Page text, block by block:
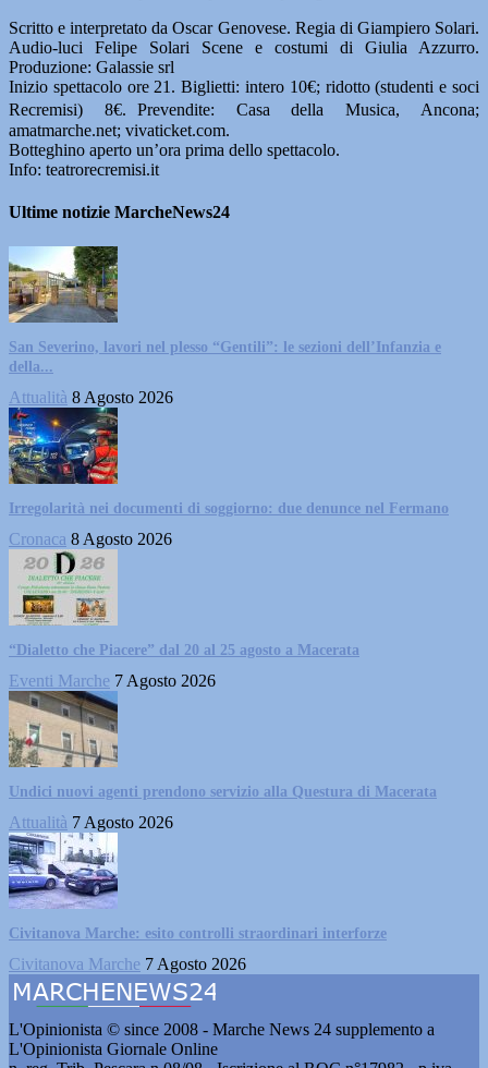
Scritto e interpretato da Oscar Genovese. Regia di Giampiero Solari.
Audio-luci Felipe Solari Scene e costumi di Giulia Azzurro.
Produzione: Galassie srl
Inizio spettacolo ore 21. Biglietti: intero 10€; ridotto (studenti e soci
Recremisi) 8€. Prevendite: Casa della Musica, Ancona;
amatmarche.net; vivaticket.com.
Botteghino aperto un’ora prima dello spettacolo.
Info: teatrorecremisi.it
Ultime notizie MarcheNews24
San Severino, lavori nel plesso “Gentili”: le sezioni dell’Infanzia e
della...
Attualità 8 Agosto 2026
Irregolarità nei documenti di soggiorno: due denunce nel Fermano
Cronaca 8 Agosto 2026
“Dialetto che Piacere” dal 20 al 25 agosto a Macerata
Eventi Marche 7 Agosto 2026
Undici nuovi agenti prendono servizio alla Questura di Macerata
Attualità 7 Agosto 2026
Civitanova Marche: esito controlli straordinari interforze
Civitanova Marche 7 Agosto 2026
L'Opinionista © since 2008 - Marche News 24 supplemento a
L'Opinionista Giornale Online